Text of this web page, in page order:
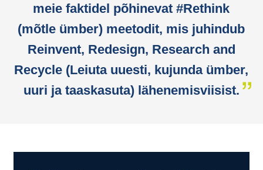
meie faktidel põhinevat #Rethink
(mõtle ümber) meetodit, mis juhindub
Reinvent, Redesign, Research and
Recycle (Leiuta uuesti, kujunda ümber,
uuri ja taaskasuta) lähenemisviisist.